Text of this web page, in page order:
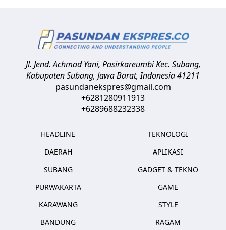
Jl. Jend. Achmad Yani, Pasirkareumbi Kec. Subang,
Kabupaten Subang, Jawa Barat,Indonesia41211
pasundanekspres@gmail.com
+6281280911913
+6289688232338
HEADLINE
DAERAH
SUBANG
PURWAKARTA
KARAWANG
BANDUNG
TEKNOLOGI
APLIKASI
GADGET & TEKNO
GAME
STYLE
RAGAM